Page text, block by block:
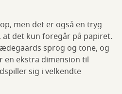
men det er også en tryg
det kun foregår på papiret.
sprog og tone, og
ekstra dimension til
sig i velkendte